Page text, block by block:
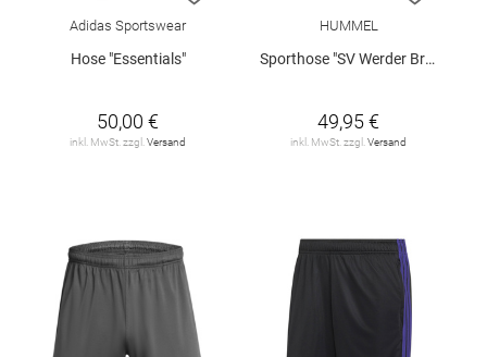
Adidas Sportswear
Hose "Essentials"
50,00 €
inkl. MwSt. zzgl. Versand
HUMMEL
Sporthose "SV Werder Bremen Home 2026/27"
49,95 €
inkl. MwSt. zzgl. Versand